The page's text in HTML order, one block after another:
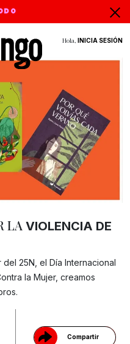
Hola, INICIA SESIÓN
Compartir
Gracias!
LA VIOLENCIA DE
25N, el Día Internacional
la Mujer, creamos